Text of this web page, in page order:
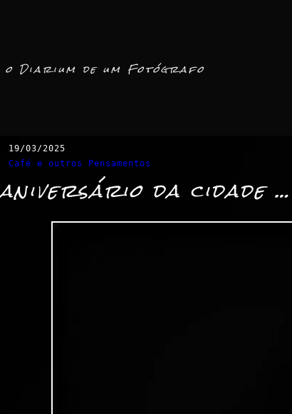
o Diarium de um Fotógrafo
19/03/2025
Café e outros Pensamentos
aniversário da cidade …